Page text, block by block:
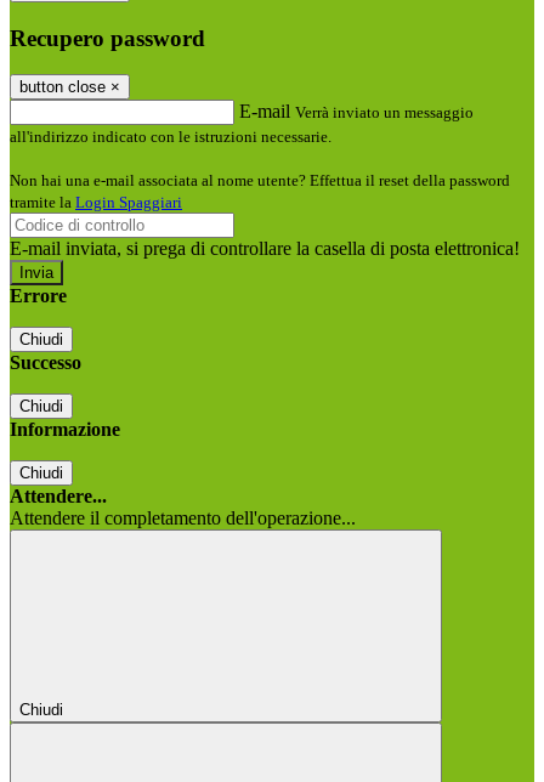
Recupero password
button close ×
E-mail Verrà inviato un messaggio
all'indirizzo indicato con le istruzioni necessarie.
Non hai una e-mail associata al nome utente? Effettua il reset della password
tramite la Login Spaggiari
E-mail inviata, si prega di controllare la casella di posta elettronica!
Errore
Chiudi
Successo
Chiudi
Informazione
Chiudi
Attendere...
Attendere il completamento dell'operazione...
Chiudi